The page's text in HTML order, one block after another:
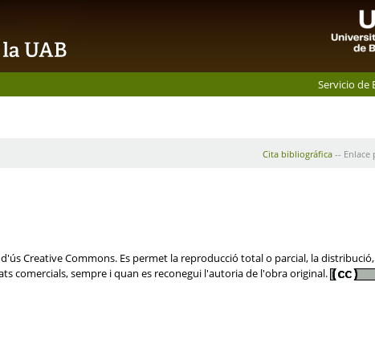
Servicio de
Cita bibliográfica-- Enlace
Creative Commons. Es permet la reproducció total o parcial, la
comercials, sempre i quan es reconegui l'autoria de l'obra original.